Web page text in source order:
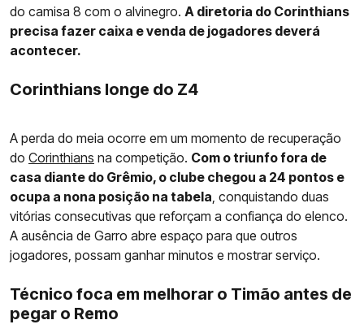
do camisa 8 com o alvinegro. A diretoria do Corinthians
precisa fazer caixa e venda de jogadores deverá
acontecer.
Corinthians longe do Z4
A perda do meia ocorre em um momento de recuperação
do Corinthians na competição. Com o triunfo fora de
casa diante do Grêmio, o clube chegou a 24 pontos e
ocupa a nona posição na tabela , conquistando duas
vitórias consecutivas que reforçam a confiança do elenco.
A ausência de Garro abre espaço para que outros
jogadores, possam ganhar minutos e mostrar serviço.
Técnico foca em melhorar o Timão antes de
pegar o Remo